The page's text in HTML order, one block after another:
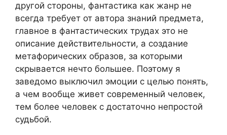
другой стороны, фантастика как жанр не
всегда требует от автора знаний предмета,
главное в фантастических трудах это не
описание действительности, а создание
метафорических образов, за которыми
скрывается нечто большее. Поэтому я
заведомо выключил эмоции с целью понять,
а чем вообще живет современный человек,
тем более человек с достаточно непростой
судьбой.